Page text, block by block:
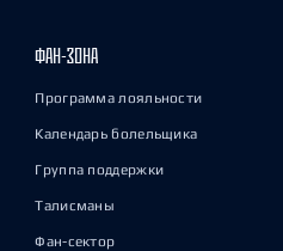
ФАН-ЗОНА
Программа лояльности
Календарь болельщика
Группа поддержки
Талисманы
Фан-сектор